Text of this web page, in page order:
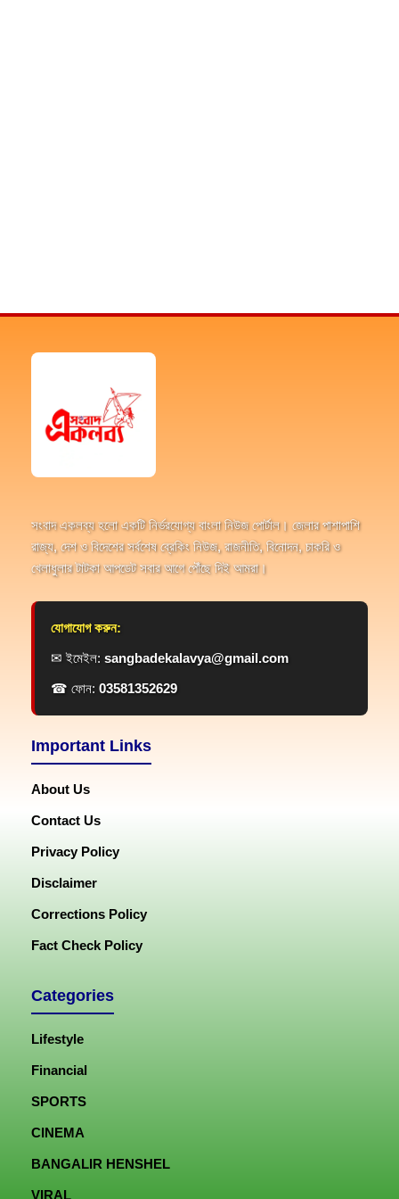
সংবাদ একলব্য হলো একটি নির্ভরযোগ্য বাংলা নিউজ পোর্টাল। জেলার পাশাপাশি
রাজ্য, দেশ ও বিদেশের সর্বশেষ ব্রেকিং নিউজ, রাজনীতি, বিনোদন, চাকরি ও
খেলাধুলার টাটকা আপডেট সবার আগে পৌঁছে দিই আমরা।
যোগাযোগ করুন:
✉ ইমেইল: sangbadekalavya@gmail.com
☎ ফোন: 03581352629
Important Links
About Us
Contact Us
Privacy Policy
Disclaimer
Corrections Policy
Fact Check Policy
Categories
Lifestyle
Financial
SPORTS
CINEMA
BANGALIR HENSHEL
VIRAL